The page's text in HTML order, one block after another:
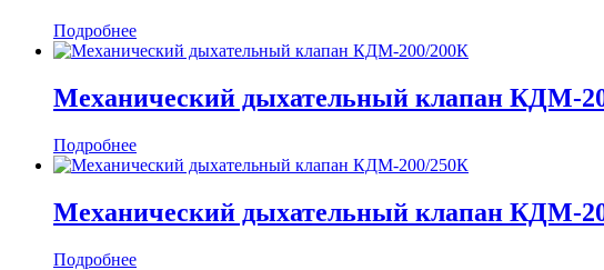
Подробнее
Механический дыхательный клапан КДМ-
Подробнее
Механический дыхательный клапан КДМ-
Подробнее